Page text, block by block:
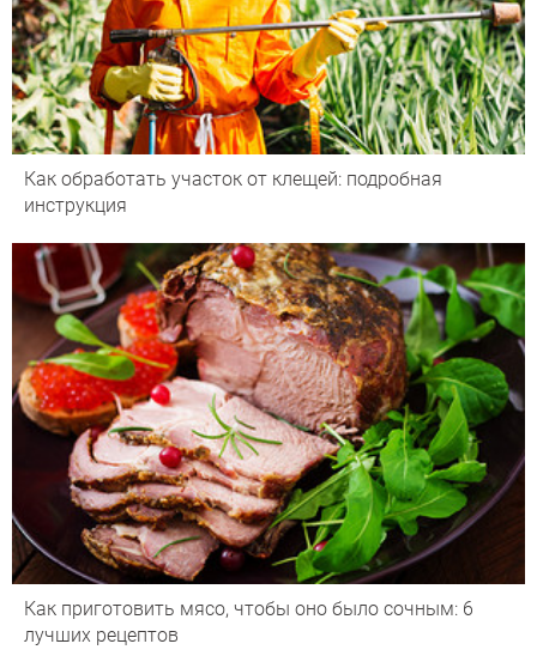
Как обработать участок от клещей: подробная
инструкция
Как приготовить мясо, чтобы оно было сочным: 6
лучших рецептов